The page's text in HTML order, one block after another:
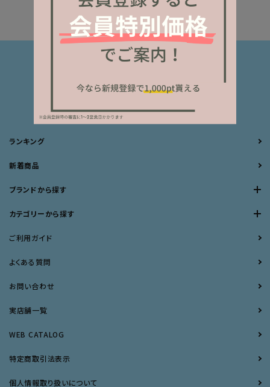
ランキング
新着商品
ブランドから探す
カテゴリーから探す
ご利用ガイド
よくある質問
お問い合わせ
実店舗一覧
WEB CATALOG
特定商取引法表示
個人情報取り扱いについて